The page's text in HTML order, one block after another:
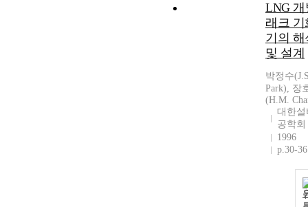
LNG 개
래크 기
기의 해
및 설계
박정수
Park), 장
(H.M.
대한설
공학회
1996
p.30-36